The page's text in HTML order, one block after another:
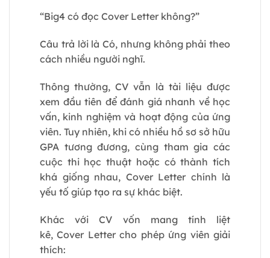
“Big4 có đọc Cover Letter không?”
Câu trả lời là Có, nhưng không phải theo
cách nhiều người nghĩ.
Thông thường, CV vẫn là tài liệu được
xem đầu tiên để đánh giá nhanh về học
vấn, kinh nghiệm và hoạt động của ứng
viên. Tuy nhiên, khi có nhiều hồ sơ sở hữu
GPA tương đương, cùng tham gia các
cuộc thi học thuật hoặc có thành tích
khá giống nhau, Cover Letter chính là
yếu tố giúp tạo ra sự khác biệt.
Khác với CV vốn mang tính liệt
kê, Cover Letter cho phép ứng viên giải
thích: